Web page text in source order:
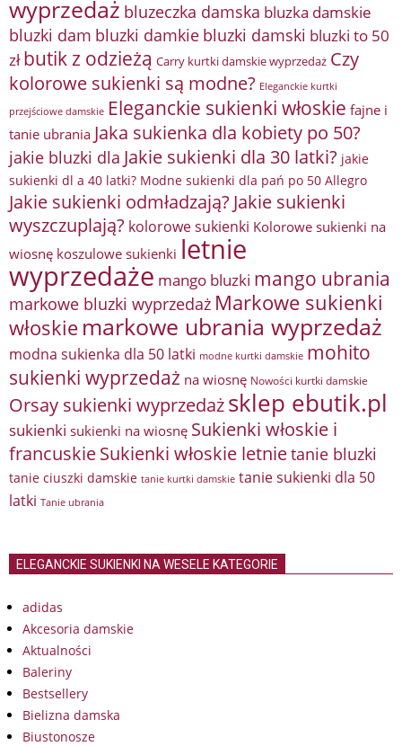
wyprzedaż bluzeczka damska bluzka damskie
bluzki dam bluzki damkie bluzki damski bluzki to 50
zł butik z odzieżą Carry kurtki damskie wyprzedaż Czy
kolorowe sukienki są modne? Eleganckie kurtki
przejściowe damskie Eleganckie sukienki włoskie fajne i
tanie ubrania Jaka sukienka dla kobiety po 50?
jakie bluzki dla Jakie sukienki dla 30 latki? jakie
sukienki dl a 40 latki? Modne sukienki dla pań po 50 Allegro
Jakie sukienki odmładzają? Jakie sukienki
wyszczuplają? kolorowe sukienki Kolorowe sukienki na
wiosnę koszulowe sukienki letnie
wyprzedaże mango bluzki mango ubrania
markowe bluzki wyprzedaż Markowe sukienki
włoskie markowe ubrania wyprzedaż
modna sukienka dla 50 latki modne kurtki damskie mohito
sukienki wyprzedaż na wiosnę Nowości kurtki damskie
Orsay sukienki wyprzedażsklep ebutik.pl
sukienki sukienki na wiosnę Sukienki włoskie i
francuskieSukienki włoskie letnietanie bluzki
tanie ciuszki damskie tanie kurtki damskie tanie sukienki dla 50
latki Tanie ubrania
ELEGANCKIE SUKIENKI NA WESELE KATEGORIE
adidas
Akcesoria damskie
Aktualności
Baleriny
Bestsellery
Bielizna damska
Biustonosze